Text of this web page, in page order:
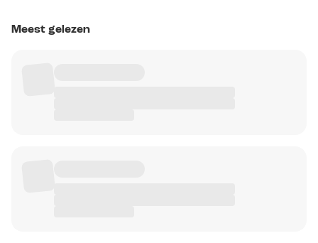
Meest gelezen